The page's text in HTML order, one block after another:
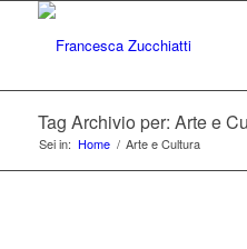
Tag Archivio per: Arte e
Sei in: Home / Arte e Cultura